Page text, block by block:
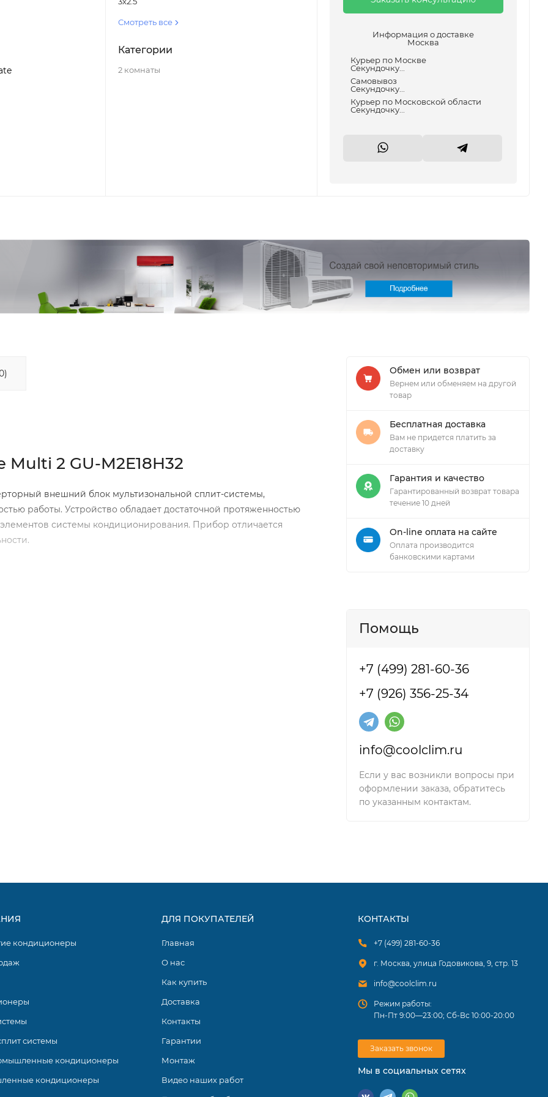
Смотреть все
Категории
2 комнаты
Информация о доставке
Москва
Курьер по Москве
Секундочку...
Самовывоз
Секундочку...
Курьер по Московской области
Секундочку...
2 GU-M2E18H32
внешний блок мультизональной сплит-системы,
работы. Устройство обладает достаточной протяженностью
системы кондиционирования. Прибор отличается
Обмен или возврат
Вернем или обменяем на другой
товар
Бесплатная доставка
Вам не придется платить за
доставку
Гарантия и качество
Гарантированный возврат товара
течение 10 дней
On-line оплата на сайте
Оплата производится
банковскими картами
Помощь
+7 (499) 281-60-36
+7 (926) 356-25-34
info@coolclim.ru
Если у вас возникли вопросы при
оформлении заказа, обратитесь
по указанным контактам.
кондиционеры
системы
кондиционеры
кондиционеры
ДЛЯ ПОКУПАТЕЛЕЙ
Главная
О нас
Как купить
Доставка
Контакты
Гарантии
Монтаж
Видео наших работ
КОНТАКТЫ
+7 (499) 281-60-36
г. Москва, улица Годовикова, 9, стр. 13
info@coolclim.ru
Режим работы:
Пн-Пт 9:00—23:00; Сб-Вс 10:00-20:00
Заказать звонок
Мы в социальных сетях